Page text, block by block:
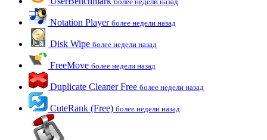
Notation Player более недели назад
Disk Wipe более недели назад
FreeMove более недели назад
Duplicate Cleaner Free более недели назад
CuteRank (Free) более недели назад